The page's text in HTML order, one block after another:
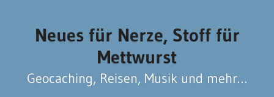
Neues für Nerze, Stoff für
Mettwurst
Geocaching, Reisen, Musik und mehr…